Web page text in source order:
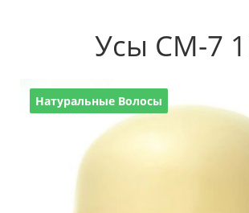
Усы CM-7
Натуральные Волосы